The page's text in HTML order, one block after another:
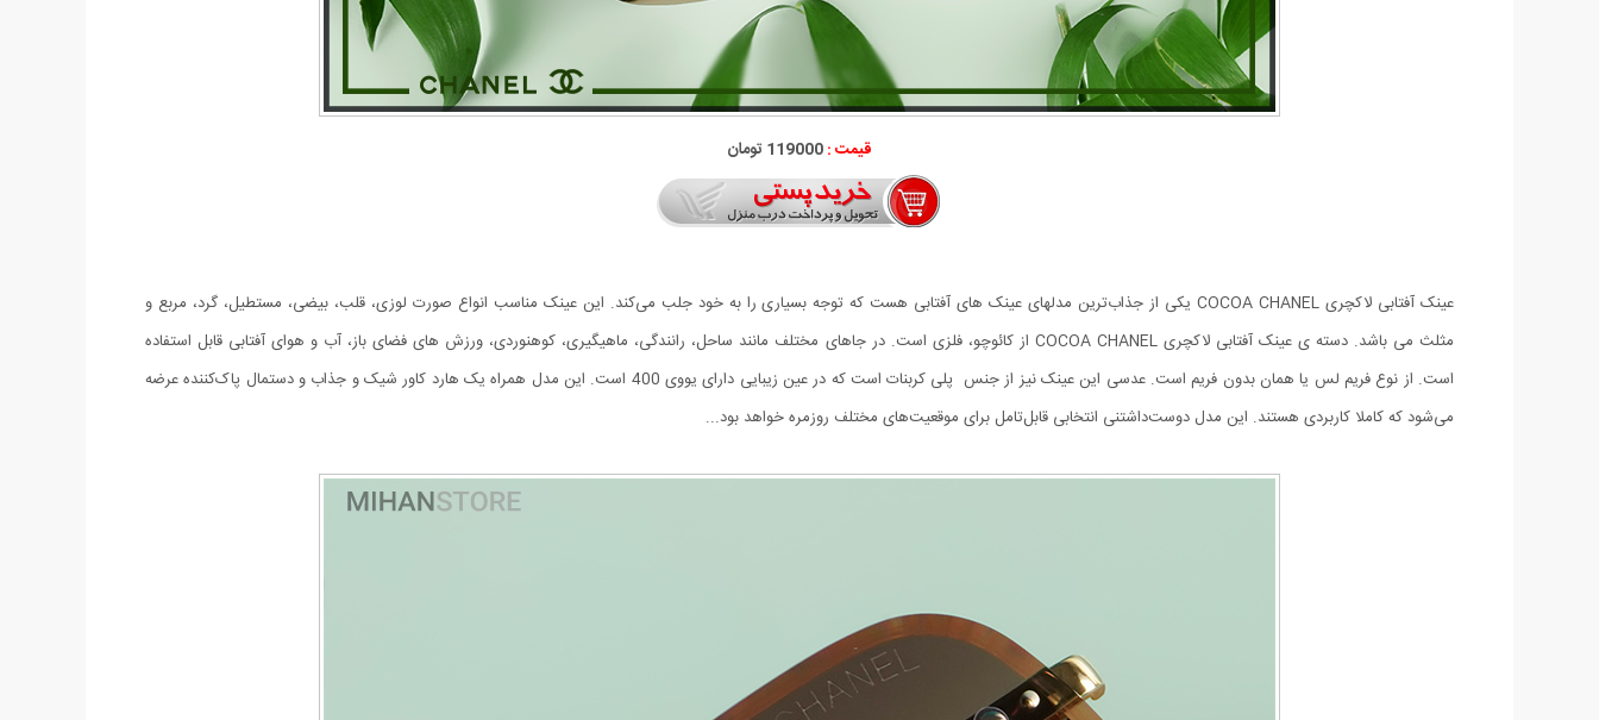
قیمت :119000 تومان
عینک آفتابی لاکچری COCOA CHANEL یکی از جذاب‌ترین مدلهای عینک های آفتابی هست که توجه بسیاری را به خود جلب می‌کند. این عینک مناسب انواع صورت لوزی، قلب، بیضی، مستطیل، گرد، مربع و
مثلث می باشد. دسته ی عینک آفتابی لاکچری COCOA CHANEL از کائوچو، فلزی است. در جاهای مختلف مانند ساحل، رانندگی، ماهیگیری، کوهنوردی، ورزش های فضای باز، آب و هوای آفتابی قابل استفاده
است. از نوع فریم لس یا همان بدون فریم است. عدسی این عینک نیز از جنس پلی کربنات است که در عین زیبایی دارای یووی 400 است. این مدل همراه یک هارد کاور شیک و جذاب و دستمال پاک‌کننده عرضه
می‌شود که کاملا کاربردی هستند. این مدل دوست‌داشتنی انتخابی قابل‌تامل برای موقعیت‌های مختلف روزمره خواهد بود...